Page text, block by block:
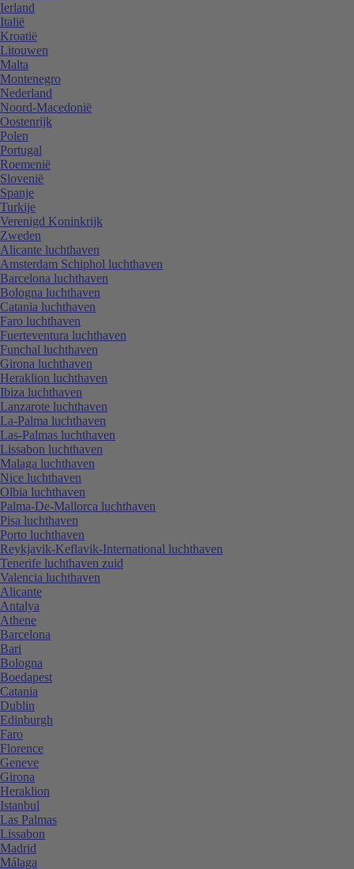
Ierland
Italië
Kroatië
Litouwen
Malta
Montenegro
Nederland
Noord-Macedonië
Oostenrijk
Polen
Portugal
Roemenië
Slovenië
Spanje
Turkije
Verenigd Koninkrijk
Zweden
Alicante luchthaven
Amsterdam Schiphol luchthaven
Barcelona luchthaven
Bologna luchthaven
Catania luchthaven
Faro luchthaven
Fuerteventura luchthaven
Funchal luchthaven
Girona luchthaven
Heraklion luchthaven
Ibiza luchthaven
Lanzarote luchthaven
La-Palma luchthaven
Las-Palmas luchthaven
Lissabon luchthaven
Malaga luchthaven
Nice luchthaven
Olbia luchthaven
Palma-De-Mallorca luchthaven
Pisa luchthaven
Porto luchthaven
Reykjavik-Keflavik-International luchthaven
Tenerife luchthaven zuid
Valencia luchthaven
Alicante
Antalya
Athene
Barcelona
Bari
Bologna
Boedapest
Catania
Dublin
Edinburgh
Faro
Florence
Geneve
Girona
Heraklion
Istanbul
Las Palmas
Lissabon
Madrid
Málaga